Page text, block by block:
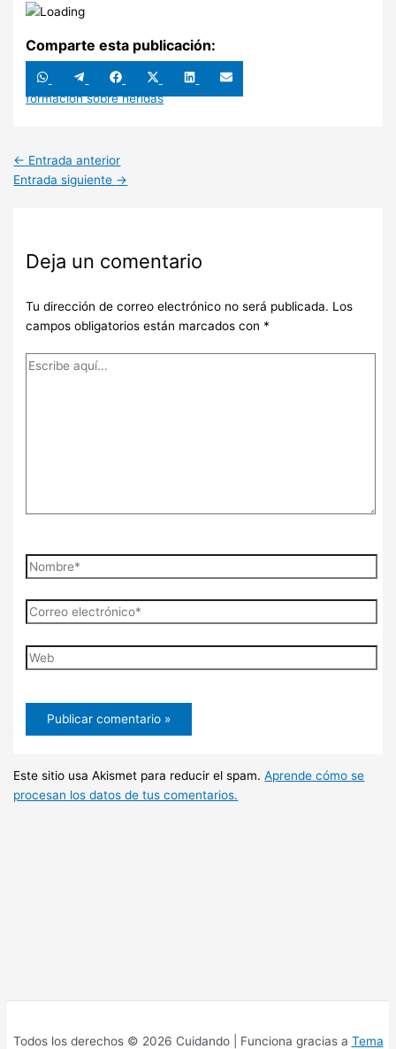
Comparte esta publicación:
Compartir
en
WhatsApp
Compartir
en
Telegram
Compartir
en
Facebook
Compartir
en
X
(Twitter)
Compartir
en
LinkedIn
Compartir
en
Email
formación sobre heridas
← Entrada anterior
Entrada siguiente →
Deja un comentario
Tu dirección de correo electrónico no será publicada. Los
campos obligatorios están marcados con *
Escribe
Nombre*
Correo
electrónico*
Web
Este sitio usa Akismet para reducir el spam.Aprende cómo se
procesan los datos de tus comentarios.
Todos los derechos © 2026 Cuidando | Funciona gracias a Tema